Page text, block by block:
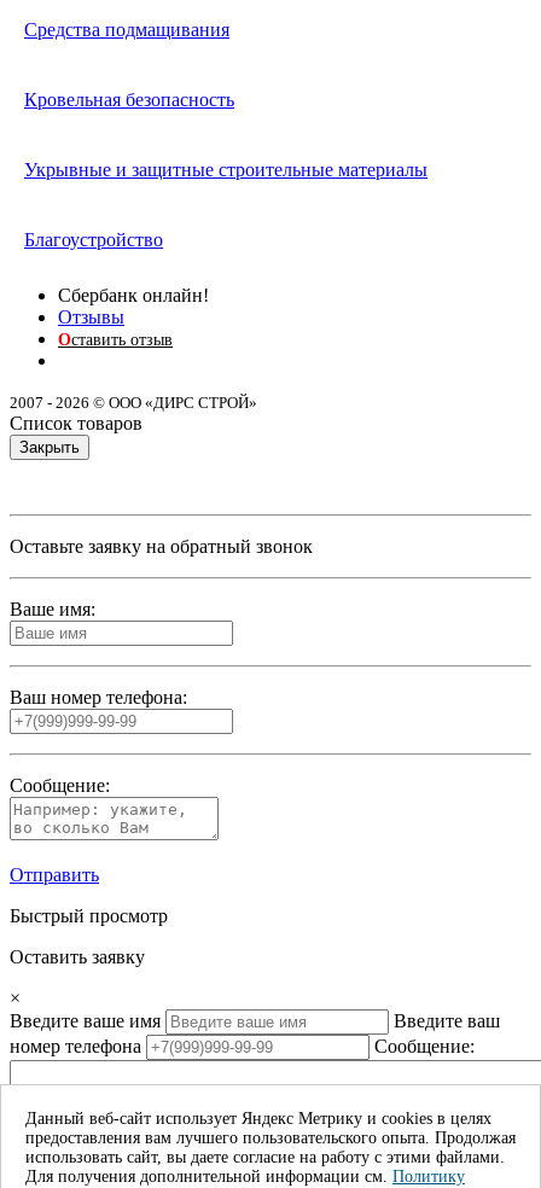
Средства подмащивания
Кровельная безопасность
Укрывные и защитные строительные материалы
Благоустройство
Сбербанк онлайн!
Отзывы
Оставить отзыв
2007 - 2026 © ООО «ДИРС СТРОЙ»
Список товаров
Закрыть
Оставьте заявку на обратный звонок
Ваше имя:
Ваш номер телефона:
Сообщение:
Отправить
Быстрый просмотр
Оставить заявку
×
Введите ваше имя
Введите ваш
номер телефона
Сообщение:
Даю согласие на обработку моих личных данных*
Отправить
Данный веб-сайт использует Яндекс Метрику и cookies в целях
предоставления вам лучшего пользовательского опыта. Продолжая
использовать сайт, вы даете согласие на работу с этими файлами.
Для получения дополнительной информации см. Политику